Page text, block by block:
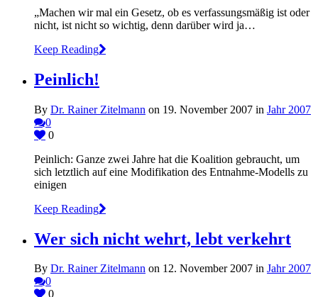
„Machen wir mal ein Gesetz, ob es verfassungsmäßig ist oder
nicht, ist nicht so wichtig, denn darüber wird ja…
Keep Reading
Peinlich!
By Dr. Rainer Zitelmann on 19. November 2007 in Jahr 2007
0
0
Peinlich: Ganze zwei Jahre hat die Koalition gebraucht, um
sich letztlich auf eine Modifikation des Entnahme-Modells zu
einigen
Keep Reading
Wer sich nicht wehrt, lebt verkehrt
By Dr. Rainer Zitelmann on 12. November 2007 in Jahr 2007
0
0